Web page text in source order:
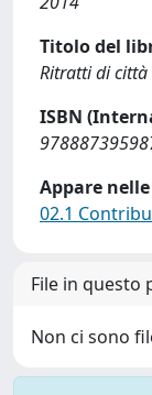
Titolo del
Ritratti di
ISBN
Appare
02.1
File in questo
Non ci sono